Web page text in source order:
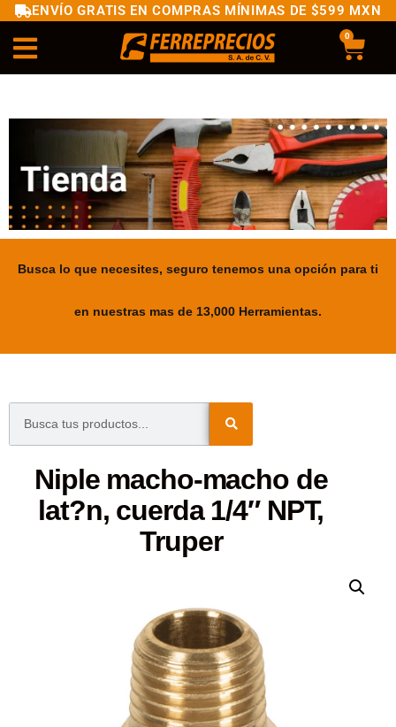
ENVÍO GRATIS EN COMPRAS MÍNIMAS DE $599 MXN
0
Busca lo que necesites, seguro tenemos una opción para ti
en nuestras mas de 13,000 Herramientas.
Niple macho-macho de
lat?n, cuerda 1/4″ NPT,
Truper